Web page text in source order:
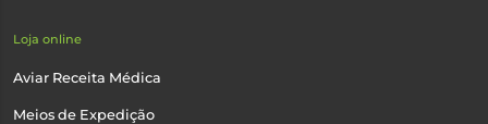
Loja online
Aviar Receita Médica
Meios de Expedição